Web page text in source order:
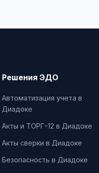
Решения ЭДО
Автоматизация учета в
Диадоке
Акты и ТОРГ-12 в Диадоке
Акты сверки в Диадоке
Безопасность в Диадоке